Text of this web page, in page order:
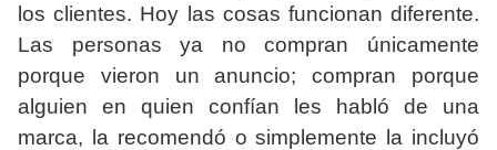
los clientes. Hoy las cosas funcionan diferente.
Las personas ya no compran únicamente
porque vieron un anuncio; compran porque
alguien en quien confían les habló de una
marca, la recomendó o simplemente la incluyó